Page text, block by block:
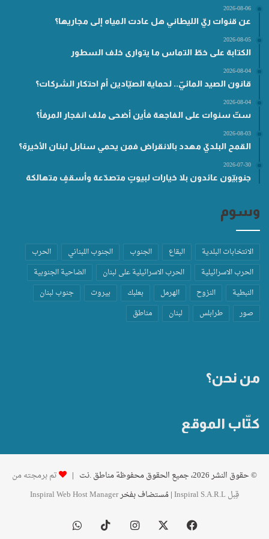
2026-08-06
عن قنوات ريّ الليطاني هل عادت المياه إلى مجاريها؟
2026-08-05
الكتابة على خطّ التماس ما يتوارى خلف السطور
2026-08-04
قانون الصيد المائيّ.. لحماية الصيّادين أم احتكار الشركات؟
2026-08-04
ستّ سنوات على الفاجعة فأين أضحى ملف انفجار المرفأ؟
2026-08-03
القمح البلديّ مهدد بالانقراض فمن يحمي سنابل لبنان الأخيرة؟
2026-07-30
جنوبيّون عائدون بلا خيارات لبيوتٍ متصدّعة وأسقفٍ متهالكة
وسوم
الانتخابات البلدية البقاع الجنوب الجنوب اللبناني
الحرب
الحرب الاسرائيلية
الحرب الاسرائيلية على لبنان
الضاحية الجنوبية
النبطية
النزوح الهرمل بعلبك بيروت
جنوب لبنان
صور
طرابلس لبنان مناطق
من نحن؟
كتّاب الموقع
© حقوق النشر 2026، جميع الحقوق محفوظة مناطق .نت |
تم برمجته من
قِبل Inspiral S.A.R.L
| مُستضاف بفخرInspiral Web Host Manager
فيسبوك انستقرام ‫TikTokواتساب